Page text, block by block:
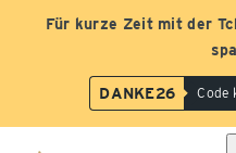
Für kurze Zeit mit der
DANKE26 Code